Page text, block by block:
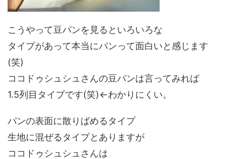
こうやって豆パンを見るといろいろな
タイプがあって本当にパンって面白いと感じます
(笑)
ココドゥシュシュさんの豆パンは言ってみれば
1.5列目タイプです(笑)←わかりにくい。
パンの表面に散りばめるタイプ
生地に混ぜるタイプとありますが
ココドゥシュシュさんは